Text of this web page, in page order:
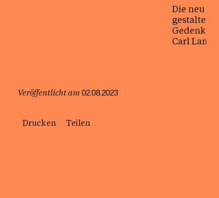
Die neu
gestaltete
Carl
Veröffentlicht am 02.08.2023
Drucken Teilen